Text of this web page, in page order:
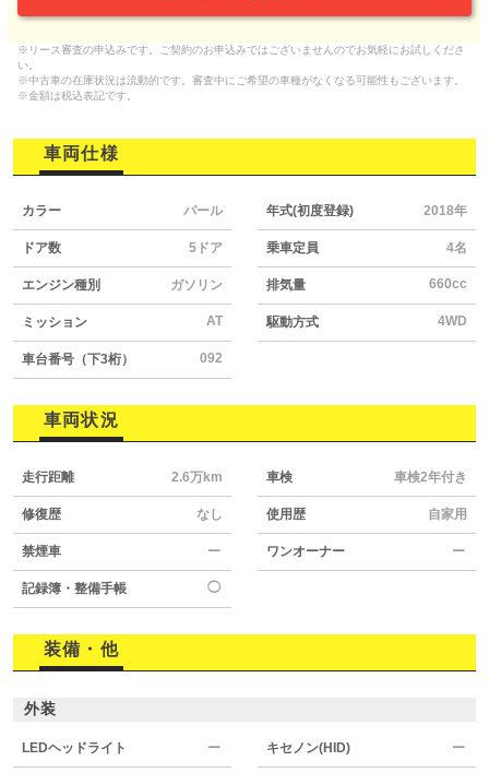
※リース審査の申込みです。ご契約のお申込みではございませんのでお気軽にお試しくださ
い。
※中古車の在庫状況は流動的です。審査中にご希望の車種がなくなる可能性もございます。
※金額は税込表記です。
車両仕様
カラー パール 年式(初度登録) 2018年
ドア数 5ドア 乗車定員 4名
エンジン種別 ガソリン 排気量 660cc
ミッション AT 駆動方式 4WD
車台番号（下3桁） 092
車両状況
走行距離 2.6万km 車検 車検2年付き
修復歴 なし 使用歴 自家用
禁煙車 ー ワンオーナー ー
記録簿・整備手帳 ◯
装備・他
外装
LEDヘッドライト ー キセノン(HID) ー